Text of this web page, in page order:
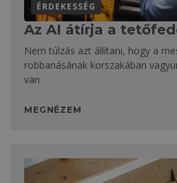
ÉRDEKESSÉG
Az AI átírja a
Nem túlzás azt állítani, hogy a
robbanásának korszakában
van
MEGNÉZEM